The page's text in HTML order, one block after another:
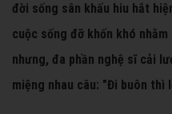
đời sống sân khấu hiu hắt
cuộc sống đỡ khốn khó
nhưng, đa phần nghệ sĩ cải
miệng nhau câu: "Đi buôn thì